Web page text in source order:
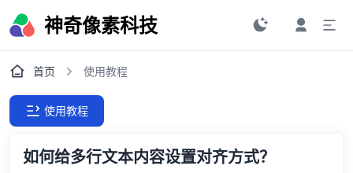
神奇像素科技
首页 使用教程
使用教程
如何给多行文本内容设置对齐方式？